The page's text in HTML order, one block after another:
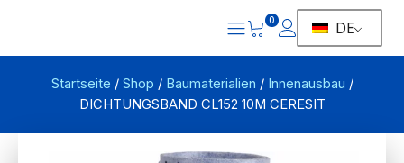
0 DE
Startseite / Shop / Baumaterialien / Innenausbau /
DICHTUNGSBAND CL152 10M CERESIT